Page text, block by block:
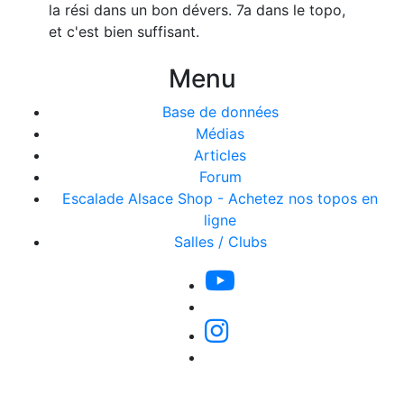
la rési dans un bon dévers. 7a dans le topo,
et c'est bien suffisant.
Menu
Base de données
Médias
Articles
Forum
Escalade Alsace Shop - Achetez nos topos en
ligne
Salles / Clubs